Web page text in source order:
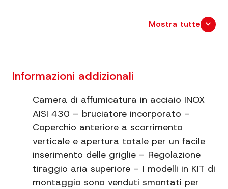
cm. 40x45
x 32
Peso lordo
Dimensioni imballo
cm. 57x33
x 26
Predisposizione per accessorio
affumicatura a freddo
Sì
Griglie incluse
Mostra tutte expand_more
Informazioni addizionali
Camera di affumicatura in acciaio INOX
AISI 430 – bruciatore incorporato –
Coperchio anteriore a scorrimento
verticale e apertura totale per un facile
inserimento delle griglie – Regolazione
tiraggio aria superiore – I modelli in KIT di
montaggio sono venduti smontati per